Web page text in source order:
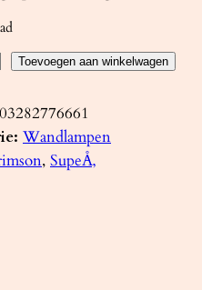
Toevoegen aan winkelwagen
Wandlampen
, SupeÅ‚